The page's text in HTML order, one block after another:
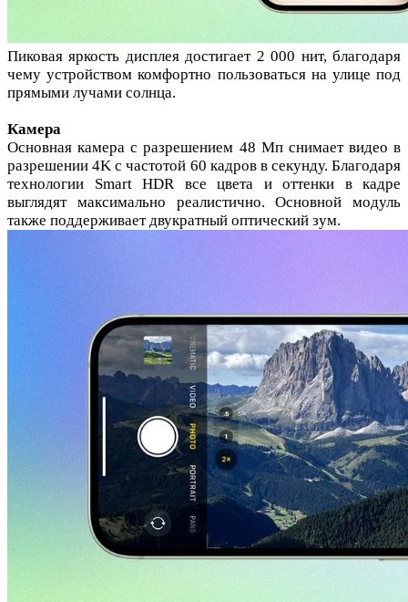
Пиковая яркость дисплея достигает 2 000 нит, благодаря
чему устройством комфортно пользоваться на улице под
прямыми лучами солнца.
Камера
Основная камера с разрешением 48 Мп снимает видео в
разрешении 4K с частотой 60 кадров в секунду. Благодаря
технологии Smart HDR все цвета и оттенки в кадре
выглядят максимально реалистично. Основной модуль
также поддерживает двукратный оптический зум.